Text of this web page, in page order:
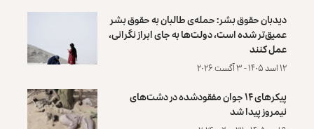
دیدبان حقوق بشر: حمله‌ی طالبان به حقوق بشر
عمیق‌تر شده است، دولت‌ها به جای ابراز نگرانی،
عمل کنند
۱۲ اسد ۱۴۰۵ - ۳ آگست ۲۰۲۶
پیکرهای ۱۴ جوان مفقودشده در دشت‌های
نیمروز پیدا شد